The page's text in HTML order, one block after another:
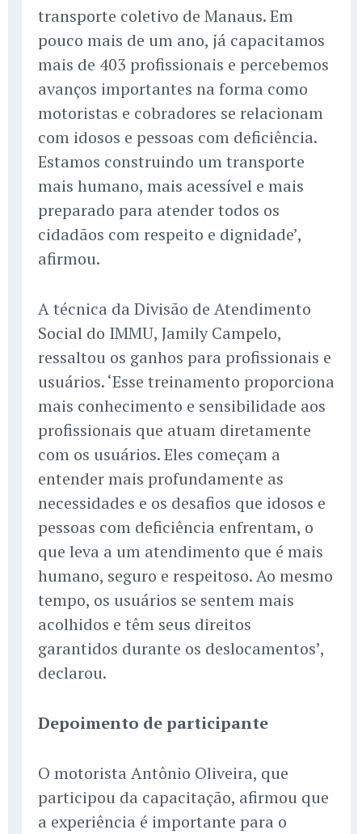
transporte coletivo de Manaus. Em
pouco mais de um ano, já capacitamos
mais de 403 profissionais e percebemos
avanços importantes na forma como
motoristas e cobradores se relacionam
com idosos e pessoas com deficiência.
Estamos construindo um transporte
mais humano, mais acessível e mais
preparado para atender todos os
cidadãos com respeito e dignidade’,
afirmou.
A técnica da Divisão de Atendimento
Social do IMMU, Jamily Campelo,
ressaltou os ganhos para profissionais e
usuários. ‘Esse treinamento proporciona
mais conhecimento e sensibilidade aos
profissionais que atuam diretamente
com os usuários. Eles começam a
entender mais profundamente as
necessidades e os desafios que idosos e
pessoas com deficiência enfrentam, o
que leva a um atendimento que é mais
humano, seguro e respeitoso. Ao mesmo
tempo, os usuários se sentem mais
acolhidos e têm seus direitos
garantidos durante os deslocamentos’,
declarou.
Depoimento de participante
O motorista Antônio Oliveira, que
participou da capacitação, afirmou que
a experiência é importante para o